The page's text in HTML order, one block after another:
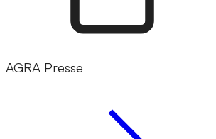
AGRA Presse